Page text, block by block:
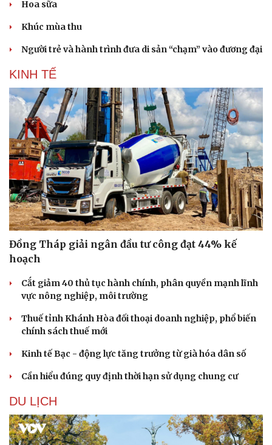
Văn hóa
Giải trí
Hoa sữa
Khúc mùa thu
Người trẻ và hành trình đưa di sản “chạm” vào đương đại
KINH TẾ
Đồng Tháp giải ngân đầu tư công đạt 44% kế
hoạch
Cắt giảm 40 thủ tục hành chính, phân quyền mạnh lĩnh
vực nông nghiệp, môi trường
Thuế tỉnh Khánh Hòa đối thoại doanh nghiệp, phổ biến
chính sách thuế mới
Kinh tế Bạc - động lực tăng trưởng từ già hóa dân số
Cần hiểu đúng quy định thời hạn sử dụng chung cư
DU LỊCH